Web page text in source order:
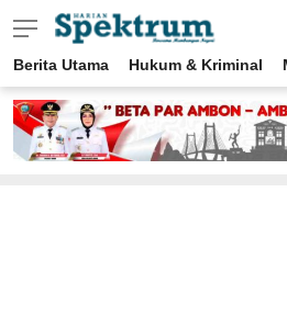
spektrumonline.com
Berita Utama Hukum & Kriminal